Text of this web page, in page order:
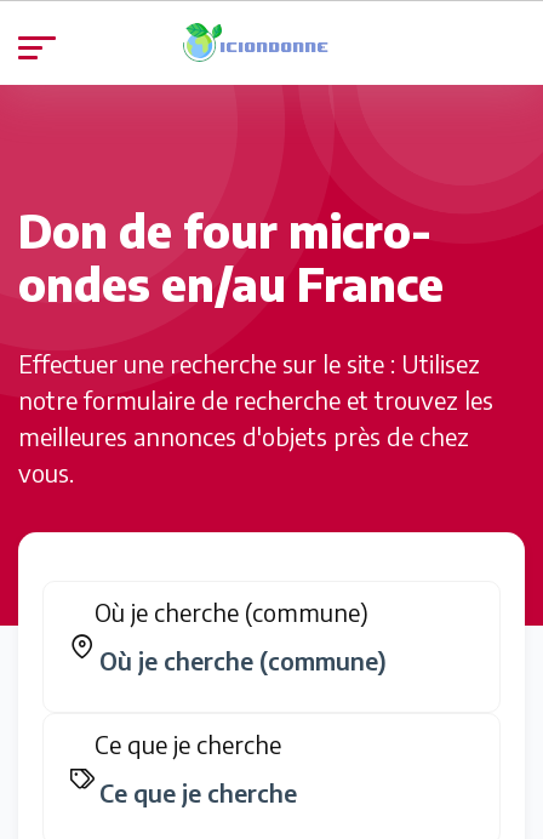
Don de four micro-
ondes en/au France
Effectuer une recherche sur le site : Utilisez
notre formulaire de recherche et trouvez les
meilleures annonces d'objets près de chez
vous.
Où je cherche (commune)
Ce que je cherche